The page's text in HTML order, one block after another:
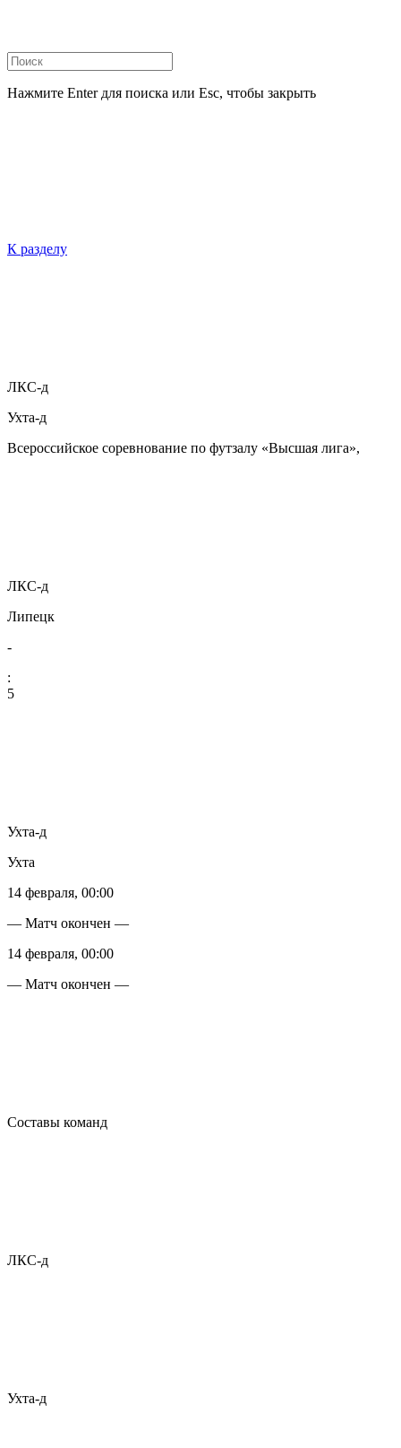
Нажмите Enter для поиска или Esc, чтобы закрыть
К разделу
ЛКС-д
Ухта-д
Всероссийское соревнование по футзалу «Высшая лига»,
ЛКС-д
Липецк
-
:
5
Ухта-д
Ухта
14 февраля, 00:00
— Матч окончен —
14 февраля, 00:00
— Матч окончен —
Составы команд
ЛКС-д
Ухта-д